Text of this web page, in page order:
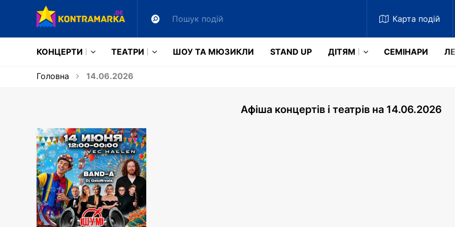
Карта подій
КОНЦЕРТИ ТЕАТРИ ШОУ ТА МЮЗИКЛИ STAND UP ДІТЯМ СЕМІНАРИ
Головна 14.06.2026
Афіша концертів і театрів на 14.06.2026